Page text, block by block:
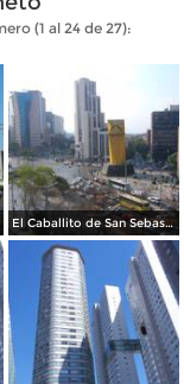
(1 al 24 de 27):
El Caballito de San Sebastian